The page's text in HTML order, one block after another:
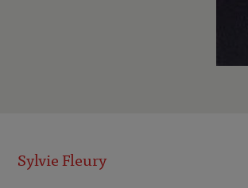
Sylvie Fleury